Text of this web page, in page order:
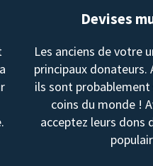
Devises
Les anciens de votre
principaux donateurs.
ils sont
coins du monde !
acceptez leurs dons